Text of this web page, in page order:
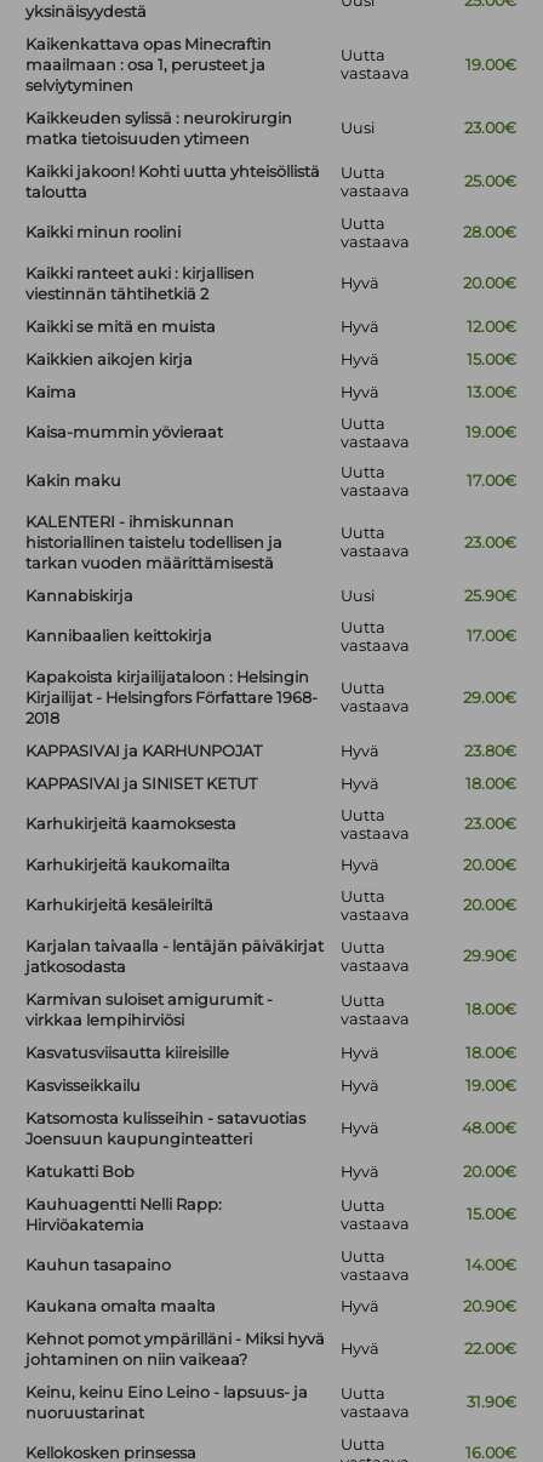
yksinäisyydestä
Kaikenkattava opas Minecraftin
maailmaan : osa 1, perusteet ja
selviytyminen
Uutta
vastaava
19.00€
Kaikkeuden sylissä : neurokirurgin
matka tietoisuuden ytimeen
Uusi 23.00€
Kaikki jakoon! Kohti uutta yhteisöllistä
taloutta
Uutta
vastaava
25.00€
Kaikki minun roolini
Uutta
vastaava
28.00€
Kaikki ranteet auki : kirjallisen
viestinnän tähtihetkiä 2
Hyvä 20.00€
Kaikki se mitä en muista Hyvä
12.00€
Kaikkien aikojen kirja
Hyvä
15.00€
Kaima
Hyvä 13.00€
Kaisa-mummin yövieraat
Uutta
vastaava
19.00€
Kakin maku
Uutta
vastaava
17.00€
KALENTERI - ihmiskunnan
historiallinen taistelu todellisen ja
tarkan vuoden määrittämisestä
Uutta
vastaava
23.00€
Kannabiskirja Uusi 25.90€
Kannibaalien keittokirja
Uutta
vastaava
17.00€
Kapakoista kirjailijataloon : Helsingin
Kirjailijat - Helsingfors Författare 1968-
2018
Uutta
vastaava
29.00€
KAPPASIVAI ja KARHUNPOJAT Hyvä
23.80€
KAPPASIVAI ja SINISET KETUT
Hyvä 18.00€
Karhukirjeitä kaamoksesta
Uutta
vastaava
23.00€
Karhukirjeitä kaukomailta Hyvä 20.00€
Karhukirjeitä kesäleiriltä
Uutta
vastaava
20.00€
Karjalan taivaalla - lentäjän päiväkirjat
jatkosodasta
Uutta
vastaava
29.90€
Karmivan suloiset amigurumit -
virkkaa lempihirviösi
Uutta
vastaava
18.00€
Kasvatusviisautta kiireisille Hyvä
18.00€
Kasvisseikkailu
Hyvä
19.00€
Katsomosta kulisseihin - satavuotias
Joensuun kaupunginteatteri
Hyvä 48.00€
Katukatti Bob Hyvä
20.00€
Kauhuagentti Nelli Rapp:
Hirviöakatemia
Uutta
vastaava
15.00€
Kauhun tasapaino
Uutta
vastaava
14.00€
Kaukana omalta maalta Hyvä
20.90€
Kehnot pomot ympärilläni - Miksi hyvä
johtaminen on niin vaikeaa?
Hyvä 22.00€
Keinu, keinu Eino Leino - lapsuus- ja
nuoruustarinat
Uutta
vastaava
31.90€
Kellokosken prinsessa
Uutta
16.00€